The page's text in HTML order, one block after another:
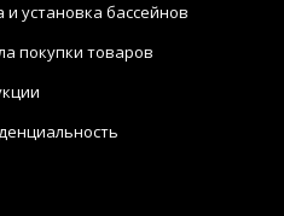
и установка бассейнов
покупки товаров